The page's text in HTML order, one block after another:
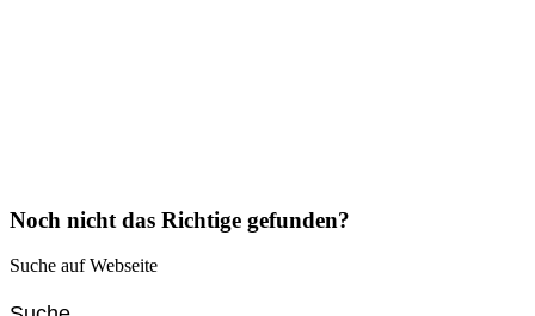
Noch nicht das Richtige gefunden?
Suche auf Webseite